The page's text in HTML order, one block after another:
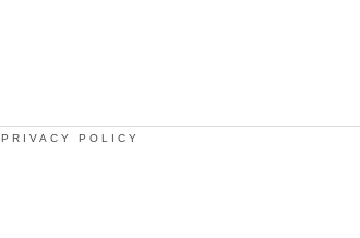
PRIVACY POLICY